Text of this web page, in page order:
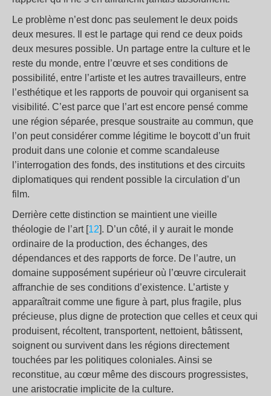
Le problème n’est donc pas seulement le deux poids
deux mesures. Il est le partage qui rend ce deux poids
deux mesures possible. Un partage entre la culture et le
reste du monde, entre l’œuvre et ses conditions de
possibilité, entre l’artiste et les autres travailleurs, entre
l’esthétique et les rapports de pouvoir qui organisent sa
visibilité. C’est parce que l’art est encore pensé comme
une région séparée, presque soustraite au commun, que
l’on peut considérer comme légitime le boycott d’un fruit
produit dans une colonie et comme scandaleuse
l’interrogation des fonds, des institutions et des circuits
diplomatiques qui rendent possible la circulation d’un
film.
Derrière cette distinction se maintient une vieille
théologie de l’art [12]. D’un côté, il y aurait le monde
ordinaire de la production, des échanges, des
dépendances et des rapports de force. De l’autre, un
domaine supposément supérieur où l’œuvre circulerait
affranchie de ses conditions d’existence. L’artiste y
apparaîtrait comme une figure à part, plus fragile, plus
précieuse, plus digne de protection que celles et ceux qui
produisent, récoltent, transportent, nettoient, bâtissent,
soignent ou survivent dans les régions directement
touchées par les politiques coloniales. Ainsi se
reconstitue, au cœur même des discours progressistes,
une aristocratie implicite de la culture.